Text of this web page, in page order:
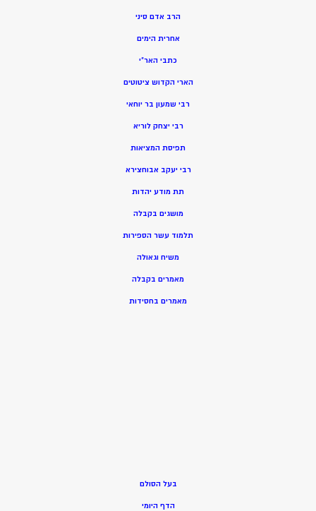
הרב אדם סיני
אחרית הימים
כתבי האר”י
הארי הקדוש ציטוטים
רבי שמעון בר יוחאי
רבי יצחק לוריא
תפיסת המציאות
רבי יעקב אבוחצירא
תת מודע יהדות
מושגים בקבלה
תלמוד עשר הספירות
משיח וגאולה
מאמרים בקבלה
מאמרים בחסידות
בעל הסולם
הדף היומי